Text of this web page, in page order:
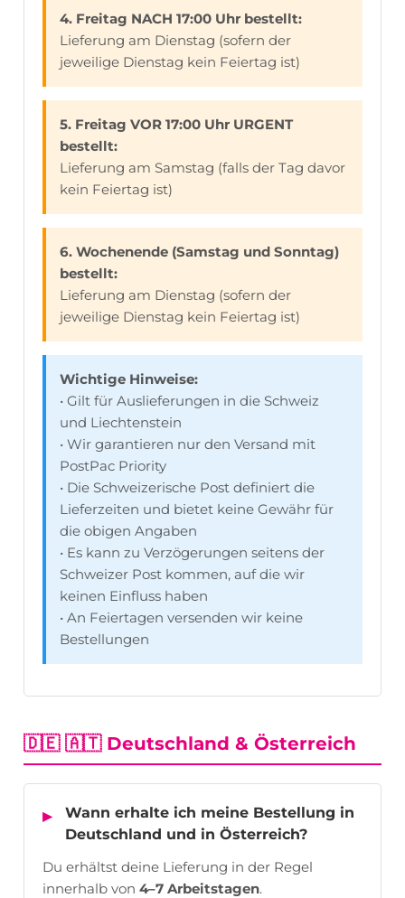
4. Freitag NACH 17:00 Uhr bestellt:
Lieferung am Dienstag (sofern der
jeweilige Dienstag kein Feiertag ist)
5. Freitag VOR 17:00 Uhr URGENT
bestellt:
Lieferung am Samstag (falls der Tag davor
kein Feiertag ist)
6. Wochenende (Samstag und Sonntag)
bestellt:
Lieferung am Dienstag (sofern der
jeweilige Dienstag kein Feiertag ist)
Wichtige Hinweise:
• Gilt für Auslieferungen in die Schweiz
und Liechtenstein
• Wir garantieren nur den Versand mit
PostPac Priority
• Die Schweizerische Post definiert die
Lieferzeiten und bietet keine Gewähr für
die obigen Angaben
• Es kann zu Verzögerungen seitens der
Schweizer Post kommen, auf die wir
keinen Einfluss haben
• An Feiertagen versenden wir keine
Bestellungen
🇩🇪 🇦🇹 Deutschland & Österreich
Wann erhalte ich meine Bestellung in
Deutschland und in Österreich?
Du erhältst deine Lieferung in der Regel
innerhalb von 4–7 Arbeitstagen.